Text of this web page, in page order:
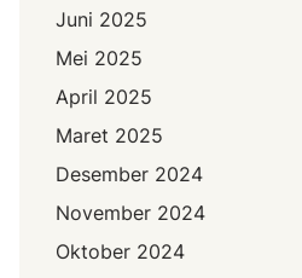
Juni 2025
Mei 2025
April 2025
Maret 2025
Desember 2024
November 2024
Oktober 2024